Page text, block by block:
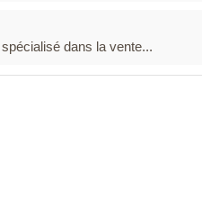
dans la vente...